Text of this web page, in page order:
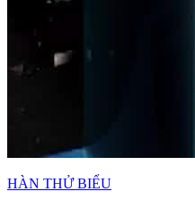
HÀN THỬ BIỂU